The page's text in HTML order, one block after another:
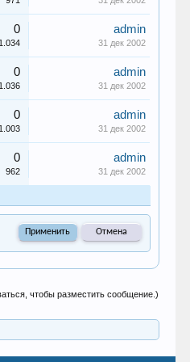
0
1.034
admin
31 дек 2002
0
1.036
admin
31 дек 2002
0
1.003
admin
31 дек 2002
0
962
admin
31 дек 2002
чтобы разместить сообщение.)